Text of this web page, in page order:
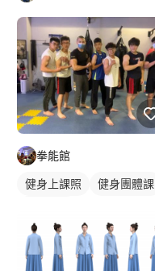
拳能館
健身上課照
健身團體課